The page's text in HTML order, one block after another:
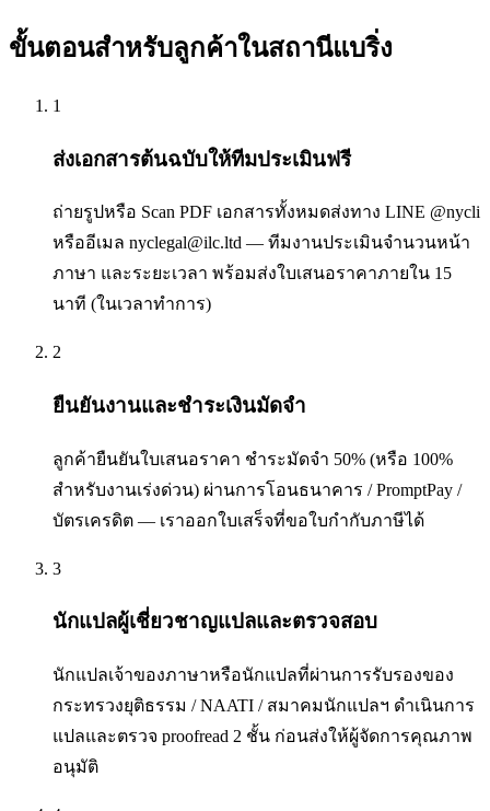
ขั้นตอนสำหรับลูกค้าในสถานีแบริ่ง
1
ส่งเอกสารต้นฉบับให้ทีมประเมินฟรี
ถ่ายรูปหรือ Scan PDF เอกสารทั้งหมดส่งทาง LINE @nycli
หรืออีเมล nyclegal@ilc.ltd — ทีมงานประเมินจำนวนหน้า
ภาษา และระยะเวลา พร้อมส่งใบเสนอราคาภายใน 15
นาที (ในเวลาทำการ)
2
ยืนยันงานและชำระเงินมัดจำ
ลูกค้ายืนยันใบเสนอราคา ชำระมัดจำ 50% (หรือ 100%
สำหรับงานเร่งด่วน) ผ่านการโอนธนาคาร / PromptPay /
บัตรเครดิต — เราออกใบเสร็จที่ขอใบกำกับภาษีได้
3
นักแปลผู้เชี่ยวชาญแปลและตรวจสอบ
นักแปลเจ้าของภาษาหรือนักแปลที่ผ่านการรับรองของ
กระทรวงยุติธรรม / NAATI / สมาคมนักแปลฯ ดำเนินการ
แปลและตรวจ proofread 2 ชั้น ก่อนส่งให้ผู้จัดการคุณภาพ
อนุมัติ